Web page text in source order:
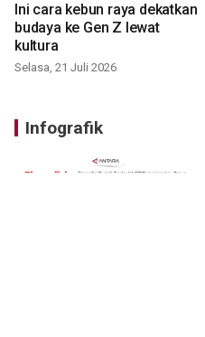
Ini cara kebun raya dekatkan
budaya ke Gen Z lewat
kultura
Selasa, 21 Juli 2026
Infografik